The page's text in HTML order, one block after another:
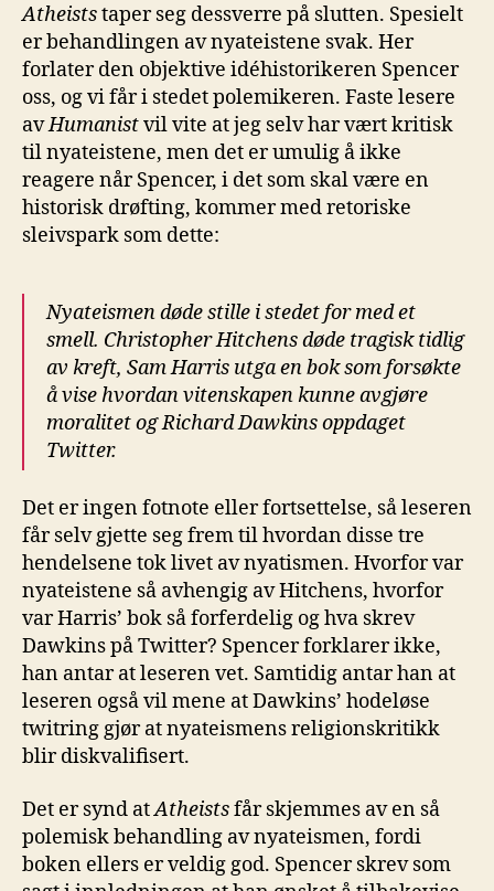
Atheiststaper seg dessverre på slutten. Spesielt
er behandlingen av nyateistene svak. Her
forlater den objektive idéhistorikeren Spencer
oss, og vi får i stedet polemikeren. Faste lesere
avHumanistvil vite at jeg selv har vært kritisk
til nyateistene, men det er umulig å ikke
reagere når Spencer, i det som skal være en
historisk drøfting, kommer med retoriske
sleivspark som dette:
Nyateismendøde stille i stedet for med et
smell. ChristopherHitchensdøde tragisk tidlig
av kreft, Sam Harris utga en bok som forsøkte
å vise hvordan vitenskapen kunne avgjøre
moralitet og RichardDawkinsoppdaget
Twitter.
Det er ingen fotnote eller fortsettelse, så leseren
får selv gjette seg frem til hvordan disse tre
hendelsene tok livet av nyatismen. Hvorfor var
nyateistene så avhengig av Hitchens, hvorfor
var Harris’ bok så forferdelig og hva skrev
Dawkins på Twitter? Spencer forklarer ikke,
han antar at leseren vet. Samtidig antar han at
leseren også vil mene at Dawkins’ hodeløse
twitring gjør at nyateismens religionskritikk
blir diskvalifisert.
Det er synd atAtheistsfår skjemmes av en så
polemisk behandling av nyateismen, fordi
boken ellers er veldig god. Spencer skrev som